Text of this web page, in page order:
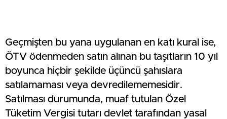
Geçmişten bu yana uygulanan en katı kural ise,
ÖTV ödenmeden satın alınan bu taşıtların 10 yıl
boyunca hiçbir şekilde üçüncü şahıslara
satılamaması veya devredilememesidir.
Satılması durumunda, muaf tutulan Özel
Tüketim Vergisi tutarı devlet tarafından yasal